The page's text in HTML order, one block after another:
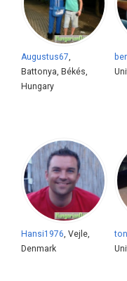
Augustus67
Battonya, Békés,
Hungary
Hansi1976, Vejle,
Denmark